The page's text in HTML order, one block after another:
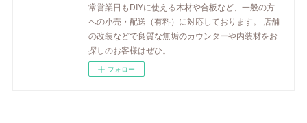
常営業日もDIYに使える木材や合板など、一般の方
への小売・配送（有料）に対応しております。 店舗
の改装などで良質な無垢のカウンターや内装材をお
探しのお客様はぜひ。
フォロー